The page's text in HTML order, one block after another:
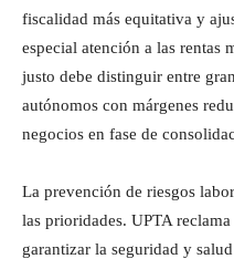
fiscalidad más equitativa y
especial atención a las rentas
justo debe distinguir entre
autónomos con márgenes
negocios en fase de
La prevención de riesgos
las prioridades. UPTA
garantizar la seguridad y